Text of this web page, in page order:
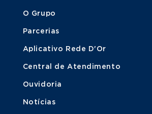
O Grupo
Parcerias
Aplicativo Rede D'Or
Central de Atendimento
Ouvidoria
Notícias